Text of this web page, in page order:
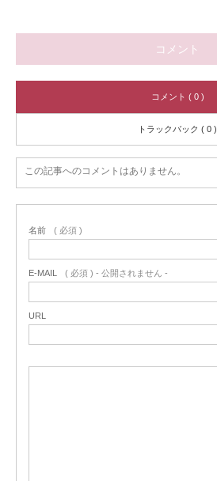
コメント
コメント ( 0 )
トラックバック ( 0 )
この記事へのコメントはありません。
名前 ( 必須 )
E-MAIL ( 必須 ) - 公開されません -
URL